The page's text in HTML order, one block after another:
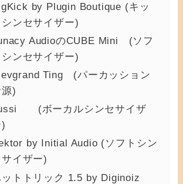
by Plugin Boutique (キッ
シンセサイザー)
AudioのCUBE Mini (ソフ
シンセサイザー)
Ting (パーカッション
)
(ボーカルシンセサイザ
by Initial Audio (ソフトシン
サイザー)
ットトリック 1.5 by Diginoiz